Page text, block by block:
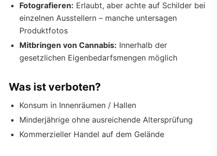
Fotografieren: Erlaubt, aber achte auf Schilder bei
einzelnen Ausstellern – manche untersagen
Produktfotos
Mitbringen von Cannabis: Innerhalb der
gesetzlichen Eigenbedarfsmengen möglich
Was ist verboten?
Konsum in Innenräumen / Hallen
Minderjährige ohne ausreichende Altersprüfung
Kommerzieller Handel auf dem Gelände